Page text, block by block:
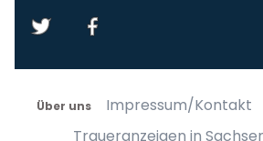
Über uns Impressum/Kontakt
Traueranzeigen in